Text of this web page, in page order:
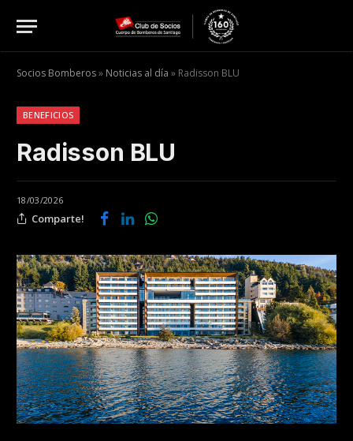
Socios Bomberos» Noticias al día » Radisson BLU
BENEFICIOS
Radisson BLU
18/03/2026
Comparte!